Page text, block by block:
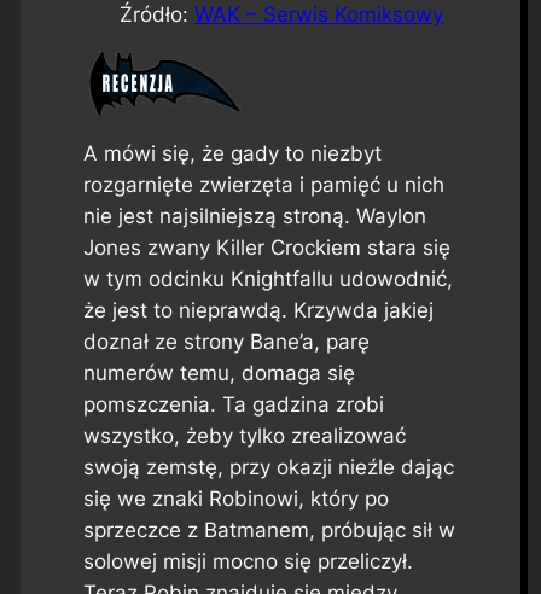
Źródło:WAK – Serwis Komiksowy
A mówi się, że gady to niezbyt
rozgarnięte zwierzęta i pamięć u nich
nie jest najsilniejszą stroną. Waylon
Jones zwany Killer Crockiem stara się
w tym odcinku Knightfallu udowodnić,
że jest to nieprawdą. Krzywda jakiej
doznał ze strony Bane’a, parę
numerów temu, domaga się
pomszczenia. Ta gadzina zrobi
wszystko, żeby tylko zrealizować
swoją zemstę, przy okazji nieźle dając
się we znaki Robinowi, który po
sprzeczce z Batmanem, próbując sił w
solowej misji mocno się przeliczył.